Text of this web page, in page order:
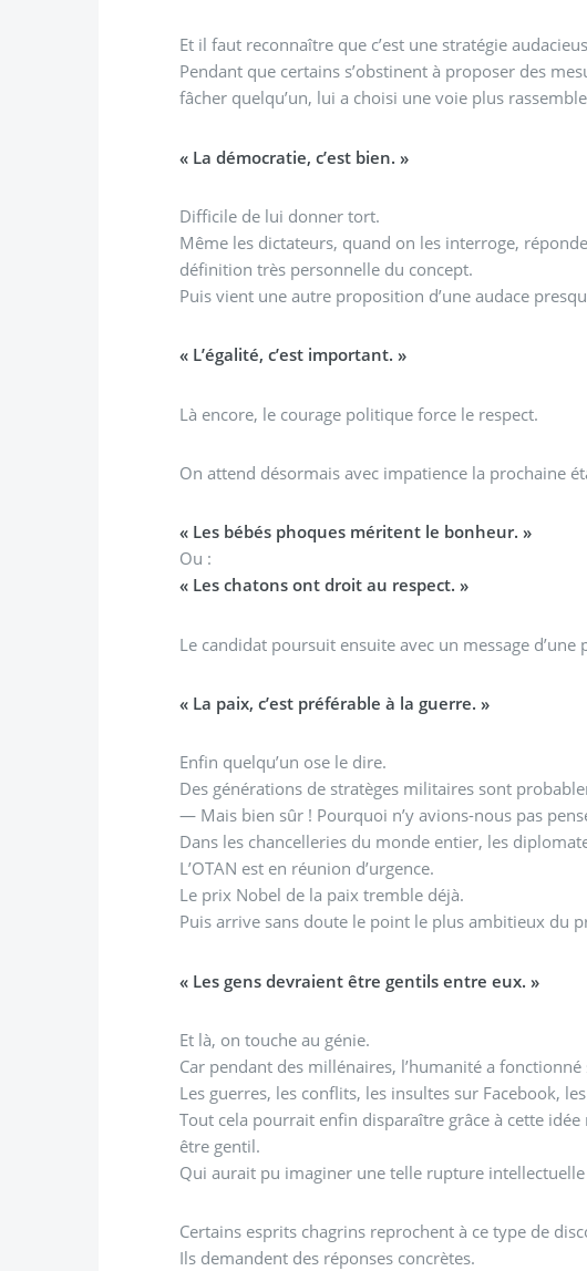
Et il faut reconnaître que c’est une stratégie
Pendant que certains s’obstinent à proposer des
fâcher quelqu’un, lui a choisi une voie plus
« La démocratie, c’est bien. »
Difficile de lui donner tort.
Même les dictateurs, quand on les interroge,
définition très personnelle du concept.
Puis vient une autre proposition d’une audace
« L’égalité, c’est important. »
Là encore, le courage politique force le respect.
On attend désormais avec impatience la prochaine
« Les bébés phoques méritent le bonheur. »
Ou :
« Les chatons ont droit au respect. »
Le candidat poursuit ensuite avec un message
« La paix, c’est préférable à la guerre. »
Enfin quelqu’un ose le dire.
Des générations de stratèges militaires sont
— Mais bien sûr ! Pourquoi n’y avions-nous pas
Dans les chancelleries du monde entier, les
L’OTAN est en réunion d’urgence.
Le prix Nobel de la paix tremble déjà.
Puis arrive sans doute le point le plus ambitieux du
« Les gens devraient être gentils entre eux. »
Et là, on touche au génie.
Car pendant des millénaires, l’humanité a
Les guerres, les conflits, les insultes sur Facebook,
Tout cela pourrait enfin disparaître grâce à cette
être gentil.
Qui aurait pu imaginer une telle rupture intellectuelle
Certains esprits chagrins reprochent à ce type de
Ils demandent des réponses concrètes.